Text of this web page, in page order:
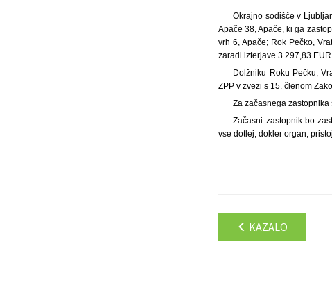
Okrajno sodišče v
Apače 38, Apače, ki ga
vrh 6, Apače; Rok Pečko,
zaradi izterjave 3.297,83
Dolžniku Roku Pečku,
ZPP v zvezi s 15. členom
Za začasnega
Začasni zastopnik bo
vse dotlej, dokler organ,
KAZALO